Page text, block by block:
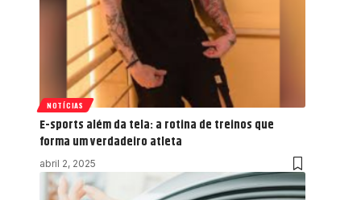
NOTÍCIAS
E-sports além da tela: a rotina de treinos que
forma um verdadeiro atleta
abril 2, 2025